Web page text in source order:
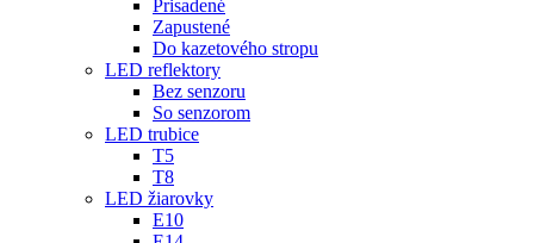
Prisadené
Zapustené
Do kazetového stropu
LED reflektory
Bez senzoru
So senzorom
LED trubice
T5
T8
LED žiarovky
E10